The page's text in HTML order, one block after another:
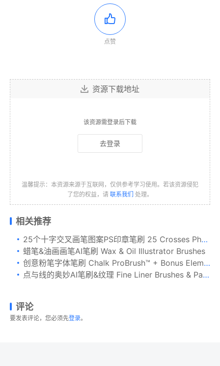
点赞
资源下载地址
该资源需登录后下载
去登录
温馨提示：本资源来源于互联网，仅供参考学习使用。若该资源侵犯
了您的权益，请 联系我们 处理。
相关推荐
25个十字交叉画笔图案PS印章笔刷 25 Crosses Photoshop Stamp Brushes
蜡笔&油画画笔AI笔刷 Wax & Oil Illustrator Brushes
创意粉笔字体笔刷 Chalk ProBrush™ + Bonus Elements
点与线的奥妙AI笔刷&纹理 Fine Liner Brushes & Patterns
评论
要发表评论，您必须先登录。